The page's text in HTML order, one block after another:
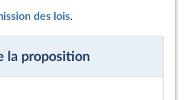
des lois.
la proposition